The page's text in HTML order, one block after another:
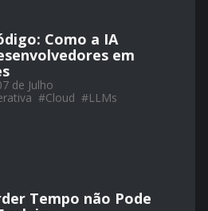
Como a IA
em
de Julho
#Cloud #LLMs
Tempo não Pode